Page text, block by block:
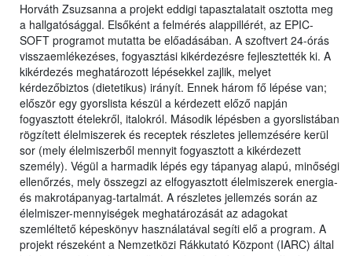
Horváth Zsuzsanna a projekt eddigi tapasztalatait osztotta meg
a hallgatósággal. Elsőként a felmérés alappillérét, az EPIC-
SOFT programot mutatta be előadásában. A szoftvert 24-órás
visszaemlékezéses, fogyasztási kikérdezésre fejlesztették ki. A
kikérdezés meghatározott lépésekkel zajlik, melyet
kérdezőbiztos (dietetikus) irányít. Ennek három fő lépése van;
először egy gyorslista készül a kérdezett előző napján
fogyasztott ételekről, italokról. Második lépésben a gyorslistában
rögzített élelmiszerek és receptek részletes jellemzésére kerül
sor (mely élelmiszerből mennyit fogyasztott a kikérdezett
személy). Végül a harmadik lépés egy tápanyag alapú, minőségi
ellenőrzés, mely összegzi az elfogyasztott élelmiszerek energia-
és makrotápanyag-tartalmát. A részletes jellemzés során az
élelmiszer-mennyiségek meghatározását az adagokat
szemléltető képeskönyv használatával segíti elő a program. A
projekt részeként a Nemzetközi Rákkutató Központ (IARC) által